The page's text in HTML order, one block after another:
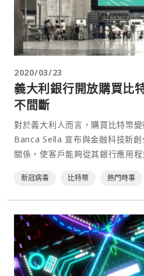
2020/03/23
義大利銀行開放購買比
不間斷
對於義大利人而言，購買比特幣
Banca Sella 宣布與金融科技新
關係，使客戶能夠從其銀行應用
進行交易，每週約有六萬新用戶
新冠病毒 比特幣 熱門時事